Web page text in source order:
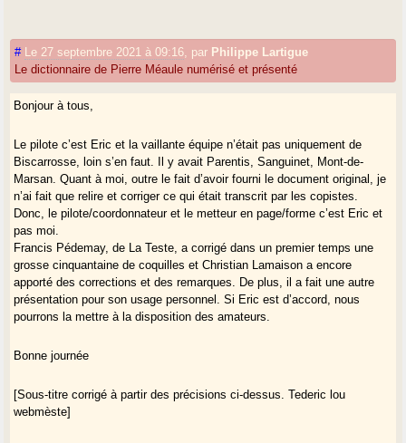
# Le 27 septembre 2021 à 09:16 par Philippe Lartigue
Le dictionnaire de Pierre Méaule numérisé et présenté
Bonjour à tous,
Le pilote c’est Eric et la vaillante équipe n’était pas uniquement de
Biscarrosse, loin s’en faut. Il y avait Parentis, Sanguinet, Mont-de-
Marsan. Quant à moi, outre le fait d’avoir fourni le document original, je
n’ai fait que relire et corriger ce qui était transcrit par les copistes.
Donc, le pilote/coordonnateur et le metteur en page/forme c’est Eric et
pas moi.
Francis Pédemay, de La Teste, a corrigé dans un premier temps une
grosse cinquantaine de coquilles et Christian Lamaison a encore
apporté des corrections et des remarques. De plus, il a fait une autre
présentation pour son usage personnel. Si Eric est d’accord, nous
pourrons la mettre à la disposition des amateurs.
Bonne journée
[Sous-titre corrigé à partir des précisions ci-dessus. Tederic lou
webmèste]